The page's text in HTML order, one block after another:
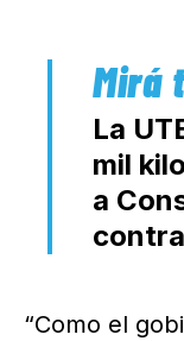
La
mil
a
“Como el